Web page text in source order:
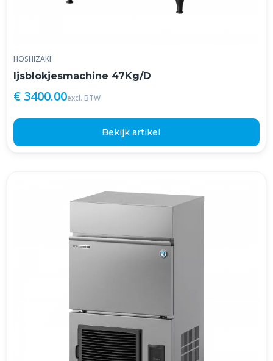
HOSHIZAKI
Ijsblokjesmachine 47Kg/D
€ 3400.00excl. BTW
Bekijk artikel